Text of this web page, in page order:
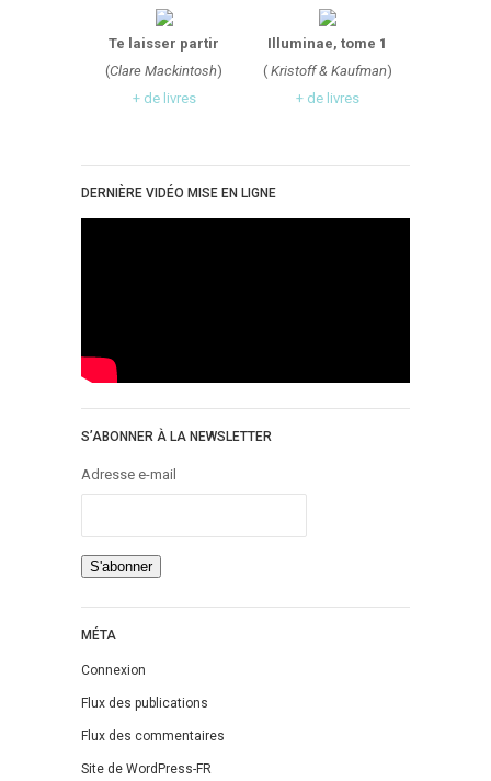
Te laisser partir
(Clare Mackintosh)
+ de livres
Illuminae, tome 1
(Kristoff & Kaufman)
+ de livres
DERNIÈRE VIDÉO MISE EN LIGNE
S’ABONNER À LA NEWSLETTER
Adresse e-mail
MÉTA
Connexion
Flux des publications
Flux des commentaires
Site de WordPress-FR